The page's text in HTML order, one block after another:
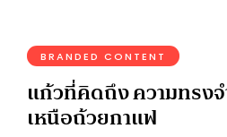
BRANDED CONTENT
แก้วที่คิดถึง ความทรง
เหนือถ้วยกาแฟ